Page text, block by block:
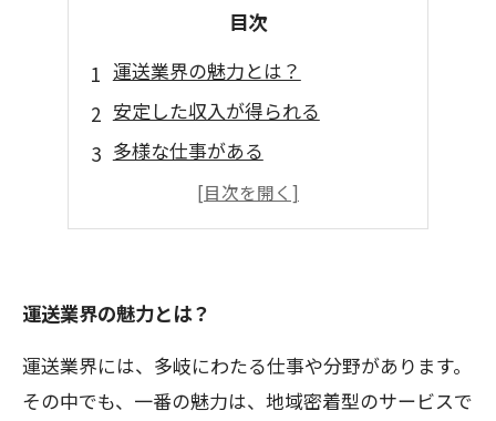
目次
運送業界の魅力とは？
安定した収入が得られる
多様な仕事がある
誰でも働ける環境が整っている
社会に貢献できるやりがいがある
運送業界の魅力とは？
運送業界には、多岐にわたる仕事や分野があります。
その中でも、一番の魅力は、地域密着型のサービスで